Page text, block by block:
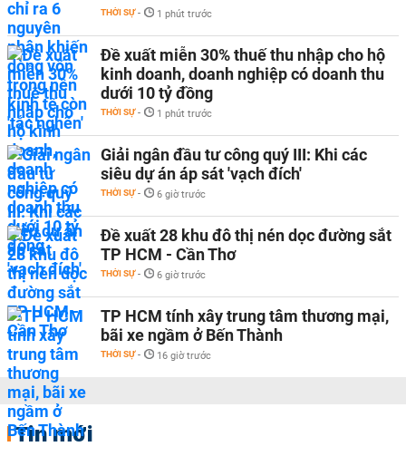
THỜI SỰ - 1 phút trước
Đề xuất miễn 30% thuế thu nhập cho hộ
kinh doanh, doanh nghiệp có doanh thu
dưới 10 tỷ đồng
THỜI SỰ - 1 phút trước
Giải ngân đầu tư công quý III: Khi các
siêu dự án áp sát 'vạch đích'
THỜI SỰ - 6 giờ trước
Đề xuất 28 khu đô thị nén dọc đường sắt
TP HCM - Cần Thơ
THỜI SỰ - 6 giờ trước
TP HCM tính xây trung tâm thương mại,
bãi xe ngầm ở Bến Thành
THỜI SỰ - 16 giờ trước
Tin mới